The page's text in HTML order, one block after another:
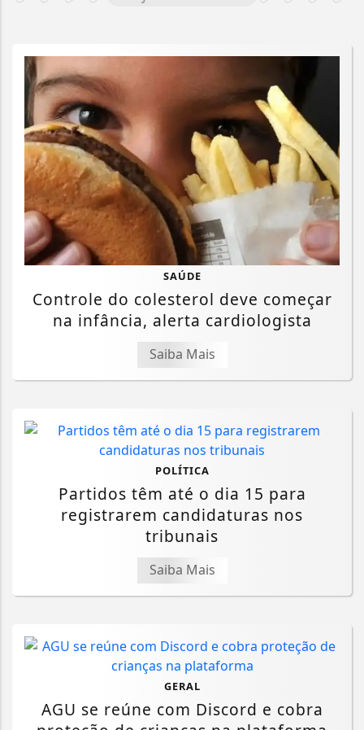
SAÚDE
Controle do colesterol deve começar
na infância, alerta cardiologista
Saiba Mais
POLÍTICA
Partidos têm até o dia 15 para
registrarem candidaturas nos
tribunais
Saiba Mais
GERAL
AGU se reúne com Discord e cobra